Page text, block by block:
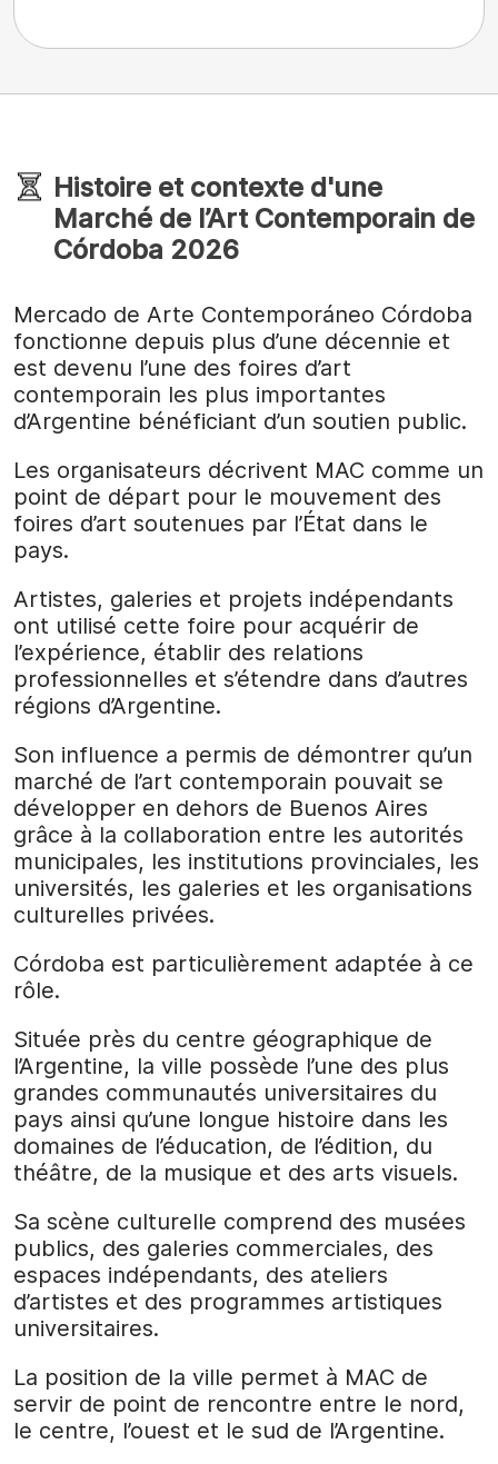
Histoire et contexte d'une
Marché de l’Art Contemporain de
Córdoba 2026
Mercado de Arte Contemporáneo Córdoba
fonctionne depuis plus d’une décennie et
est devenu l’une des foires d’art
contemporain les plus importantes
d’Argentine bénéficiant d’un soutien public.
Les organisateurs décrivent MAC comme un
point de départ pour le mouvement des
foires d’art soutenues par l’État dans le
pays.
Artistes, galeries et projets indépendants
ont utilisé cette foire pour acquérir de
l’expérience, établir des relations
professionnelles et s’étendre dans d’autres
régions d’Argentine.
Son influence a permis de démontrer qu’un
marché de l’art contemporain pouvait se
développer en dehors de Buenos Aires
grâce à la collaboration entre les autorités
municipales, les institutions provinciales, les
universités, les galeries et les organisations
culturelles privées.
Córdoba est particulièrement adaptée à ce
rôle.
Située près du centre géographique de
l’Argentine, la ville possède l’une des plus
grandes communautés universitaires du
pays ainsi qu’une longue histoire dans les
domaines de l’éducation, de l’édition, du
théâtre, de la musique et des arts visuels.
Sa scène culturelle comprend des musées
publics, des galeries commerciales, des
espaces indépendants, des ateliers
d’artistes et des programmes artistiques
universitaires.
La position de la ville permet à MAC de
servir de point de rencontre entre le nord,
le centre, l’ouest et le sud de l’Argentine.